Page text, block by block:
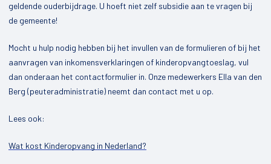
geldende ouderbijdrage. U hoeft niet zelf subsidie aan te vragen bij
de gemeente!
Mocht u hulp nodig hebben bij het invullen van de formulieren of bij het
aanvragen van inkomensverklaringen of kinderopvangtoeslag, vul
dan onderaan het contactformulier in. Onze medewerkers Ella van den
Berg (peuteradministratie) neemt dan contact met u op.
Lees ook:
Wat kost Kinderopvang in Nederland?